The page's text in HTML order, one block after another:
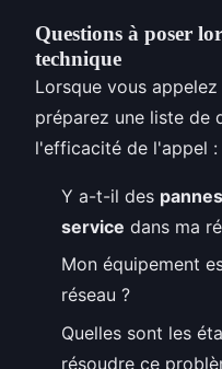
Questions à poser
technique
Lorsque vous
préparez une liste de
l'efficacité de l'appel :
Y a-t-il des pannes
service dans ma
Mon équipement
réseau ?
Quelles sont les
résoudre ce